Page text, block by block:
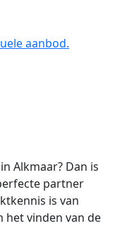
aanbod.
Alkmaar? Dan is
partner
is van
het vinden van de